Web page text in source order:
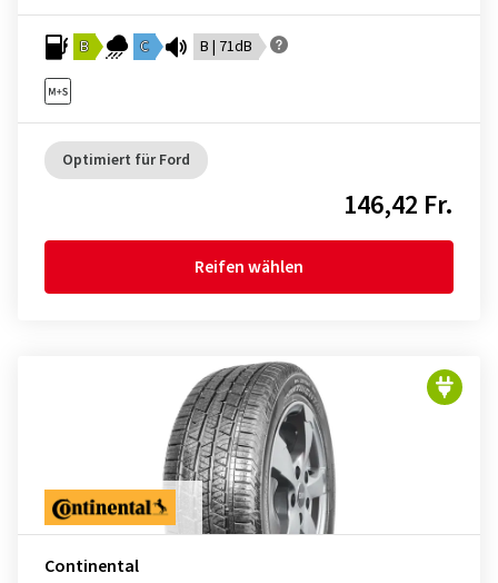
B C B | 71dB
Optimiert für Ford
146,42 Fr.
Reifen wählen
Continental